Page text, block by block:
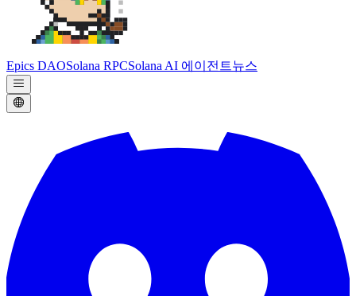
Epics DAOSolana RPCSolana AI 에이전트뉴스